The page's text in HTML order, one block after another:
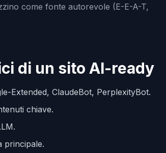
come fonte autorevole (E-E-A-T,
di un sito AI-ready
Extended, ClaudeBot, PerplexityBot.
chiave.
principale.